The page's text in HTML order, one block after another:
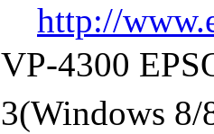
http://
VP-4300
3(Windows